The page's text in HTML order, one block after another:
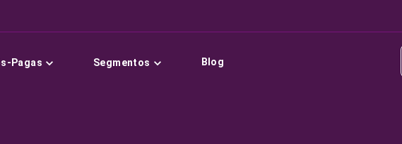
Pagas Segmentos Blog